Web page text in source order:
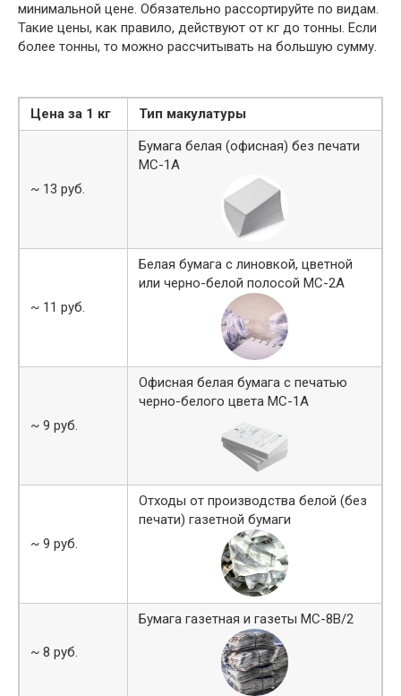
минимальной цене. Обязательно рассортируйте по видам.
Такие цены, как правило, действуют от кг до тонны. Если
более тонны, то можно рассчитывать на большую сумму.
Цена за 1 кг Тип макулатуры
~ 13 руб.
Бумага белая (офисная) без печати
МС-1А
~ 11 руб.
Белая бумага с линовкой, цветной
или черно-белой полосой МС-2А
~ 9 руб.
Офисная белая бумага с печатью
черно-белого цвета МС-1А
~ 9 руб.
Отходы от производства белой (без
печати) газетной бумаги
~ 8 руб.
Бумага газетная и газеты МС-8В/2